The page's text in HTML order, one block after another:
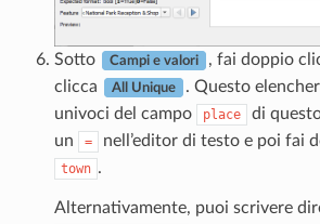
Sotto Campi e valori , fai doppio
clicca
All Unique
. Questo
univoci del campo
place
di
un
= nell’editor di testo e poi fai
town .
Alternativamente, puoi scrivere